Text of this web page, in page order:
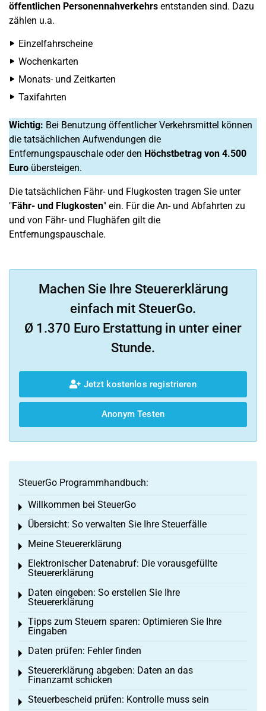
öffentlichen Personennahverkehrs entstanden sind. Dazu
zählen u.a.
Einzelfahrscheine
Wochenkarten
Monats- und Zeitkarten
Taxifahrten
Wichtig: Bei Benutzung öffentlicher Verkehrsmittel können
die tatsächlichen Aufwendungen die
Entfernungspauschale oder den Höchstbetrag von 4.500
Euro übersteigen.
Die tatsächlichen Fähr- und Flugkosten tragen Sie unter
"Fähr- und Flugkosten" ein. Für die An- und Abfahrten zu
und von Fähr- und Flughäfen gilt die
Entfernungspauschale.
Machen Sie Ihre Steuererklärung
einfach mit SteuerGo.
Ø 1.370 Euro Erstattung in unter einer
Stunde.
Jetzt kostenlos registrieren
Anonym Testen
SteuerGo Programmhandbuch:
Willkommen bei SteuerGo
Toggle menu
Übersicht: So verwalten Sie Ihre Steuerfälle
Toggle menu
Meine Steuererklärung
Toggle menu
Elektronischer Datenabruf: Die vorausgefüllte
Steuererklärung
Toggle menu
Daten eingeben: So erstellen Sie Ihre
Steuererklärung
Toggle menu
Tipps zum Steuern sparen: Optimieren Sie Ihre
Eingaben
Toggle menu
Daten prüfen: Fehler finden
Toggle menu
Steuererklärung abgeben: Daten an das
Finanzamt schicken
Toggle menu
Steuerbescheid prüfen: Kontrolle muss sein
Toggle menu